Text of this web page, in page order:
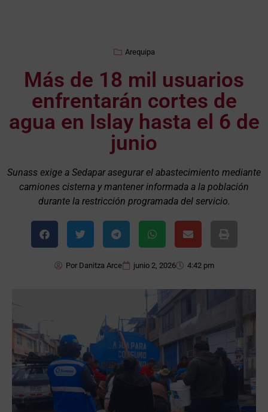
Arequipa
Más de 18 mil usuarios
enfrentarán cortes de
agua en Islay hasta el 6 de
junio
Sunass exige a Sedapar asegurar el abastecimiento mediante
camiones cisterna y mantener informada a la población
durante la restricción programada del servicio.
PorDanitza Arce junio 2, 2026 4:42 pm